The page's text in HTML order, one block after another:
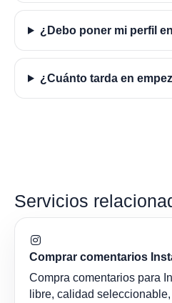
¿Debo poner mi perfil
¿Cuánto tarda en
Servicios
Comprar comentarios
Compra comentarios para
libre, calidad